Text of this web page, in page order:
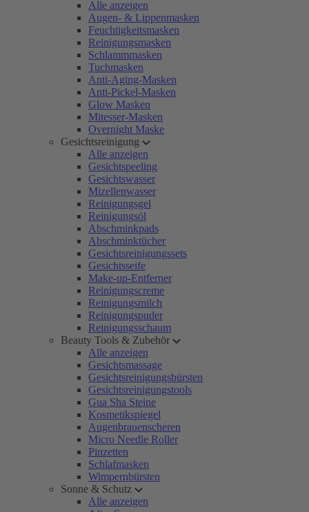
Alle anzeigen
Augen- & Lippenmasken
Feuchtigkeitsmasken
Reinigungsmasken
Schlammmasken
Tuchmasken
Anti-Aging-Masken
Anti-Pickel-Masken
Glow Masken
Mitesser-Masken
Overnight Maske
Gesichtsreinigung
Alle anzeigen
Gesichtspeeling
Gesichtswasser
Mizellenwasser
Reinigungsgel
Reinigungsöl
Abschminkpads
Abschminktücher
Gesichtsreinigungssets
Gesichtsseife
Make-up-Entferner
Reinigungscreme
Reinigungsmilch
Reinigungspuder
Reinigungsschaum
Beauty Tools & Zubehör
Alle anzeigen
Gesichtsmassage
Gesichtsreinigungsbürsten
Gesichtsreinigungstools
Gua Sha Steine
Kosmetikspiegel
Augenbrauenscheren
Micro Needle Roller
Pinzetten
Schlafmasken
Wimpernbürsten
Sonne & Schutz
Alle anzeigen